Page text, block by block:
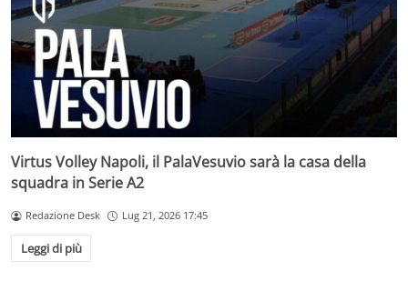
Virtus Volley Napoli, il PalaVesuvio sarà la casa della
squadra in Serie A2
Redazione Desk Lug 21, 2026 17:45
Leggi di più